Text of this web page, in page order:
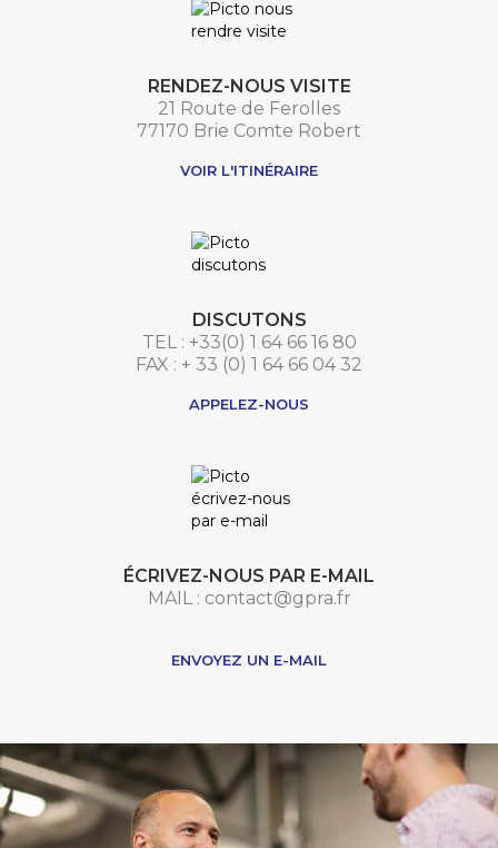
RENDEZ-NOUS VISITE
21 Route de Ferolles
77170 Brie Comte Robert
VOIR L'ITINÉRAIRE
DISCUTONS
TEL : +33(0) 1 64 66 16 80
FAX : + 33 (0) 1 64 66 04 32
APPELEZ-NOUS
ÉCRIVEZ-NOUS PAR E-MAIL
MAIL : contact@gpra.fr
ENVOYEZ UN E-MAIL